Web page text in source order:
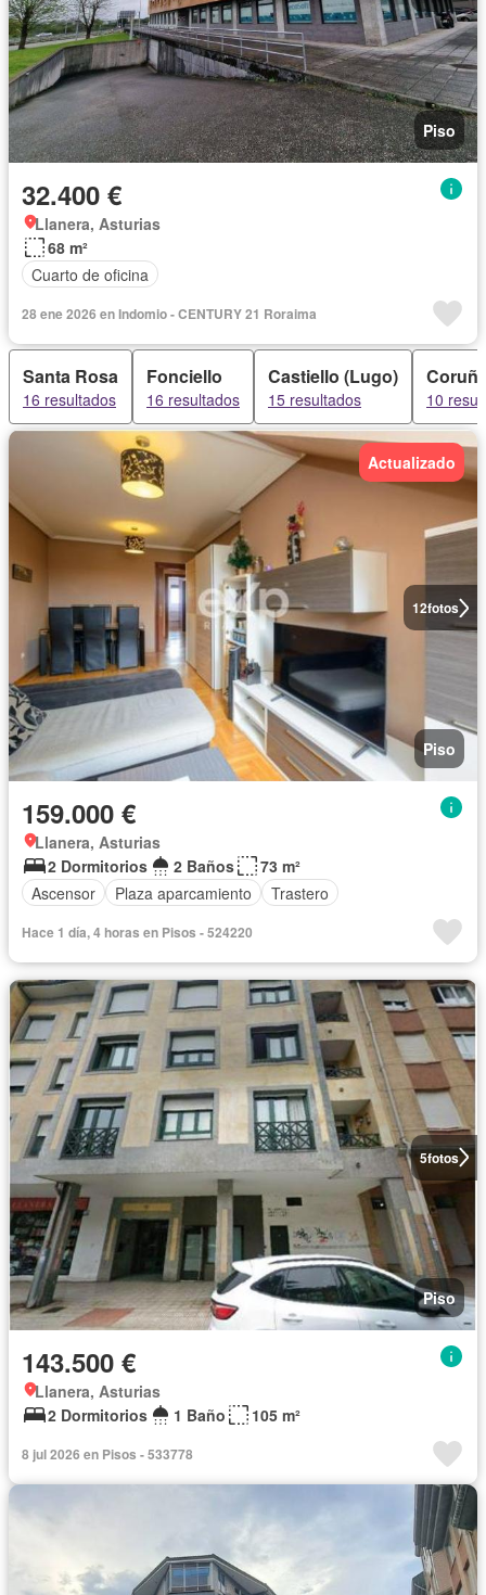
Piso
32.400 €
Llanera, Asturias
68 m²
Cuarto de oficina
28 ene 2026 en Indomio - CENTURY 21 Roraima
Santa Rosa
16 resultados
Fonciello
16 resultados
Castiello (Lugo)
15 resultados 10
12fotos
Actualizado
Piso
159.000 €
Llanera, Asturias
2 Dormitorios
2 Baños
73 m²
Ascensor
Plaza aparcamiento Trastero
Hace 1 día, 4 horas en Pisos - 524220
5fotos
Piso
143.500 €
Llanera, Asturias
2 Dormitorios
1 Baño 105 m²
8 jul 2026 en Pisos - 533778